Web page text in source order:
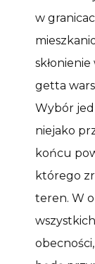
w
getta
Wybór
niejako
końcu
którego
teren. W